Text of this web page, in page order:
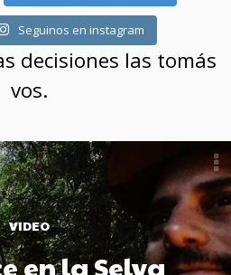
Seguinos en instagram
decisiones las tomás
vos.
VIDEO
en la Selva